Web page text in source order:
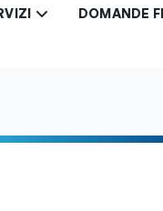
DOMANDE